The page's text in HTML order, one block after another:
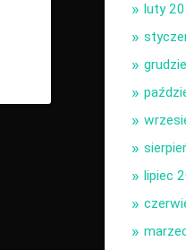
luty
lipiec